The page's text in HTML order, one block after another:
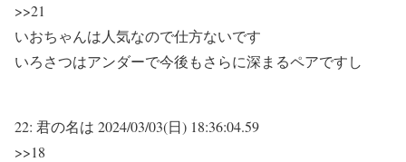
>>21
いおちゃんは人気なので仕方ないです
いろさつはアンダーで今後もさらに深まるペアですし
22: 君の名は 2024/03/03(日) 18:36:04.59
>>18